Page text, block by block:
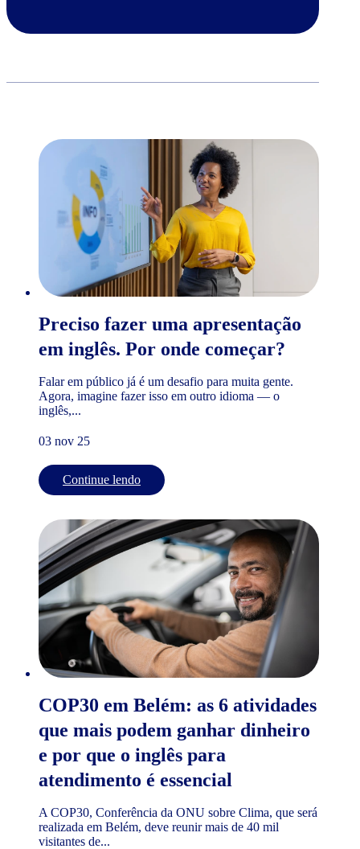
Preciso fazer uma apresentação
em inglês. Por onde começar?
Falar em público já é um desafio para muita gente.
Agora, imagine fazer isso em outro idioma — o
inglês,...
03 nov 25
Continue lendo
COP30 em Belém: as 6 atividades
que mais podem ganhar dinheiro
e por que o inglês para
atendimento é essencial
A COP30, Conferência da ONU sobre Clima, que será
realizada em Belém, deve reunir mais de 40 mil
visitantes de...